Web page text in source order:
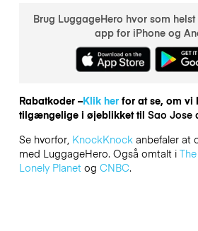
Brug LuggageHero hvor som
app for iPhone og
Rabatkoder –Klik herfor at se, om vi
tilgængelige i øjeblikket til Sao Jose
Se hvorfor, KnockKnockanbefaler at
med LuggageHero. Også omtalt i
Lonely Planetog CNBC.